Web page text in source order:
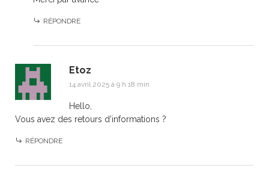
RÉPONDRE
Etoz
14 avril 2025 à 9 h 18 min
Hello,
Vous avez des retours d’informations ?
RÉPONDRE